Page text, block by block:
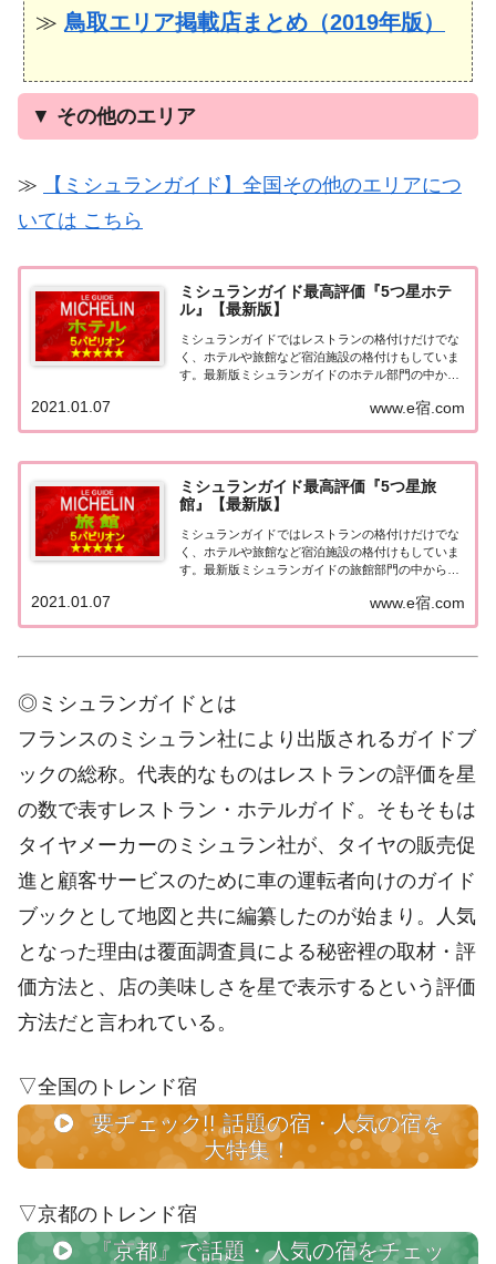
≫ 鳥取エリア掲載店まとめ（2019年版）
▼ その他のエリア
≫
【ミシュランガイド】全国その他のエリアにつ
いては こちら
ミシュランガイド最高評価『5つ星ホテ
ル』【最新版】
ミシュランガイドではレストランの格付けだけでな
く、ホテルや旅館など宿泊施設の格付けもしていま
す。最新版ミシュランガイドのホテル部門の中から
をまとめてみました♪ いずれのホテルも人気ランキ
ングなどで常に上位を賑わす有名ホテル。各ホテル
www.e宿.com
2021.01.07
ミシュランガイド最高評価『5つ星旅
館』【最新版】
ミシュランガイドではレストランの格付けだけでな
く、ホテルや旅館など宿泊施設の格付けもしていま
す。最新版ミシュランガイドの旅館部門の中から最
とめてみました♪ いずれも人気ランキングなどで常
に上位を賑わす有名旅館。各旅館の情報と口コミ評
www.e宿.com
2021.01.07
◎ミシュランガイドとは
フランスのミシュラン社により出版されるガイドブ
ックの総称。代表的なものはレストランの評価を星
の数で表すレストラン・ホテルガイド。そもそもは
タイヤメーカーのミシュラン社が、タイヤの販売促
進と顧客サービスのために車の運転者向けのガイド
ブックとして地図と共に編纂したのが始まり。人気
となった理由は覆面調査員による秘密裡の取材・評
価方法と、店の美味しさを星で表示するという評価
方法だと言われている。
▽全国のトレンド宿
要チェック!! 話題の宿・人気の宿を
大特集！
▽京都のトレンド宿
『京都』で話題・人気の宿をチェッ